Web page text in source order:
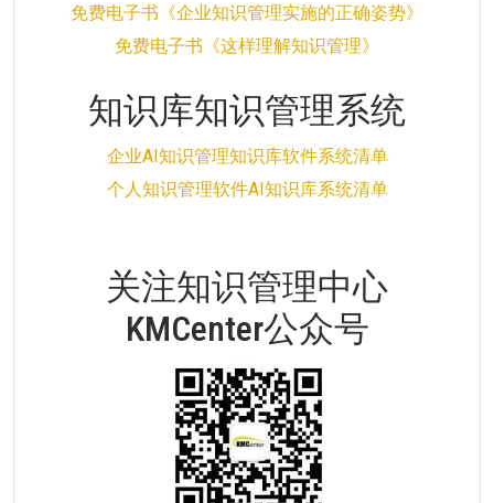
免费电子书《企业知识管理实施的正确姿势》
免费电子书《这样理解知识管理》
知识库知识管理系统
企业AI知识管理知识库软件系统清单
个人知识管理软件AI知识库系统清单
关注知识管理中心
KMCenter公众号